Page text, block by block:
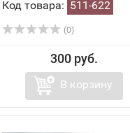
Код товара: 511-622
(0)
300 руб.
В корзину